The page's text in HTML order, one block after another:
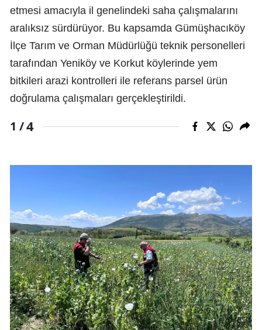
etmesi amacıyla il genelindeki saha çalışmalarını
aralıksız sürdürüyor. Bu kapsamda Gümüşhacıköy
İlçe Tarım ve Orman Müdürlüğü teknik personelleri
tarafından Yeniköy ve Korkut köylerinde yem
bitkileri arazi kontrolleri ile referans parsel ürün
doğrulama çalışmaları gerçekleştirildi.
1 /4